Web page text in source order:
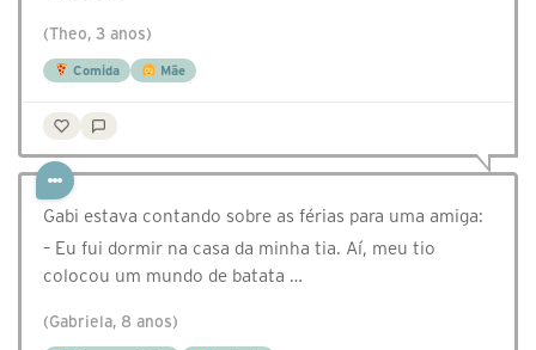
(Theo, 3 anos)
Comida Mãe
Gabi estava contando sobre as férias para uma amiga:
– Eu fui dormir na casa da minha tia. Aí, meu tio
colocou um mundo de batata …
(Gabriela, 8 anos)